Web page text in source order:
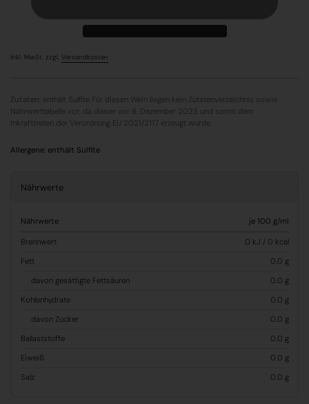
inkl. MwSt. zzgl. Versandkosten
Zutaten:
enthält Sulfite Für diesen Wein liegen kein Zutatenverzeichnis sowie
Nährwerttabelle vor, da dieser vor 8. Dezember 2023 und somit dem
Inkrafttreten der Verordnung EU 2021/2117 erzeugt wurde.
Allergene: enthält Sulfite
Nährwerte
Nährwerte
je 100 g/ml
Brennwert
0 kJ / 0 kcal
Fett
0.0 g
davon gesättigte Fettsäuren
0.0 g
Kohlenhydrate
0.0 g
davon Zucker
0.0 g
Ballaststoffe
0.0 g
Eiweiß
0.0 g
Salz
0.0 g